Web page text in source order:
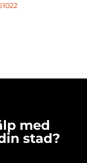
med
stad?